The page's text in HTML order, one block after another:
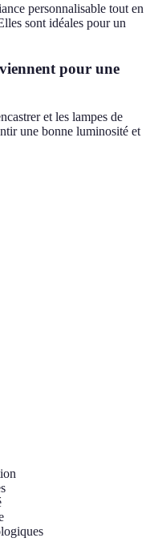
personnalisable tout en
sont idéales pour un
pour une
et les lampes de
une bonne luminosité et